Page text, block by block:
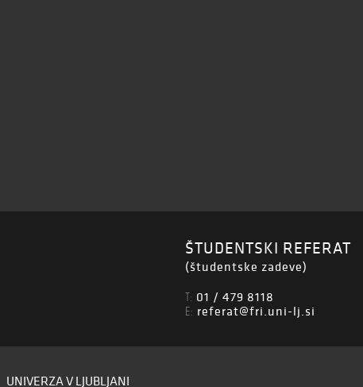
ŠTUDENTSKI REFERAT
(študentske zadeve)
T: 01 / 479 8118
E: referat@fri.uni-lj.si
UNIVERZA V LJUBLJANI